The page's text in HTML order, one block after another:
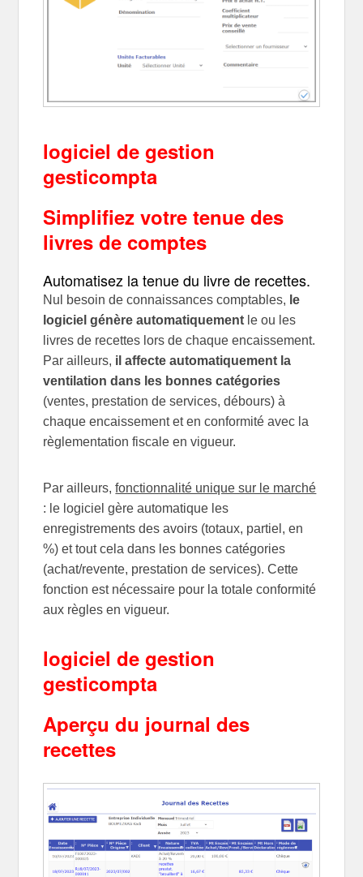
logiciel de gestion
gesticompta
Simplifiez votre tenue des
livres de comptes
Automatisez la tenue du livre de recettes.
Nul besoin de connaissances comptables, le
logiciel génère automatiquement le ou les
livres de recettes lors de chaque encaissement.
Par ailleurs, il affecte automatiquement la
ventilation dans les bonnes catégories
(ventes, prestation de services, débours) à
chaque encaissement et en conformité avec la
règlementation fiscale en vigueur.
Par ailleurs,fonctionnalité unique sur le marché
: le logiciel gère automatique les
enregistrements des avoirs (totaux, partiel, en
%) et tout cela dans les bonnes catégories
(achat/revente, prestation de services). Cette
fonction est nécessaire pour la totale conformité
aux règles en vigueur.
logiciel de gestion
gesticompta
Aperçu du journal des
recettes